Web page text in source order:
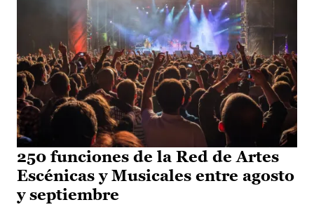
250 funciones de la Red de Artes
Escénicas y Musicales entre agosto
y septiembre